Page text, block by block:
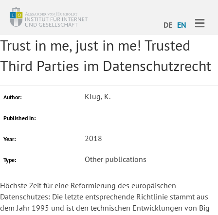
DE EN
Trust in me, just in me! Trusted
Third Parties im Datenschutzrecht
Author: Klug, K.
Published in:
Year: 2018
Type: Other publications
Höchste Zeit für eine Reformierung des europäischen
Datenschutzes: Die letzte entsprechende Richtlinie stammt aus
dem Jahr 1995 und ist den technischen Entwicklungen von Big